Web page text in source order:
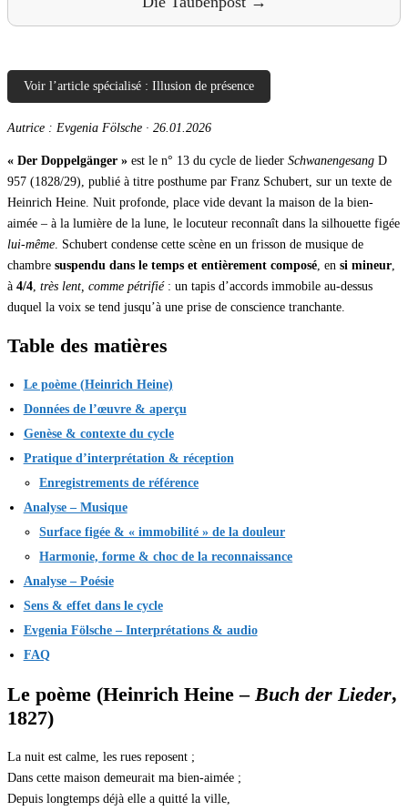
Voir l’article spécialisé : Illusion de présence
Autrice : Evgenia Fölsche · 26.01.2026
« Der Doppelgänger » est le n° 13 du cycle de lieder Schwanengesang D
957 (1828/29), publié à titre posthume par Franz Schubert, sur un texte de
Heinrich Heine. Nuit profonde, place vide devant la maison de la bien-
aimée – à la lumière de la lune, le locuteur reconnaît dans la silhouette figée
lui-même . Schubert condense cette scène en un frisson de musique de
chambre suspendu dans le temps et entièrement composé , en si mineur
à 4/4 très lent, comme pétrifié: un tapis d’accords immobile au-dessus
duquel la voix se tend jusqu’à une prise de conscience tranchante.
Table des matières
Le poème (Heinrich Heine)
Données de l’œuvre & aperçu
Genèse & contexte du cycle
Pratique d’interprétation & réception
Enregistrements de référence
Analyse – Musique
Surface figée & « immobilité » de la douleur
Harmonie, forme & choc de la reconnaissance
Analyse – Poésie
Sens & effet dans le cycle
Evgenia Fölsche – Interprétations & audio
FAQ
Le poème (Heinrich Heine – Buch der Lieder,
1827)
La nuit est calme, les rues reposent ;
Dans cette maison demeurait ma bien-aimée ;
Depuis longtemps déjà elle a quitté la ville,